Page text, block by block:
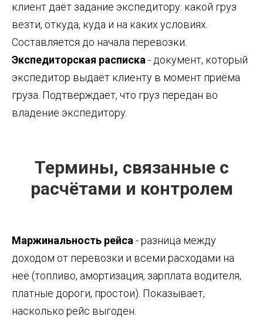
клиент даёт задание экспедитору: какой груз
везти, откуда, куда и на каких условиях.
Составляется до начала перевозки.
Экспедиторская расписка - документ, который
экспедитор выдаёт клиенту в момент приёма
груза. Подтверждает, что груз передан во
владение экспедитору.
Термины, связанные с
расчётами и контролем
Маржинальность рейса - разница между
доходом от перевозки и всеми расходами на
неё (топливо, амортизация, зарплата водителя,
платные дороги, простои). Показывает,
насколько рейс выгоден.